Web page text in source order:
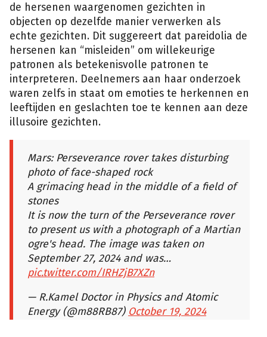
de hersenen waargenomen gezichten in
objecten op dezelfde manier verwerken als
echte gezichten. Dit suggereert dat pareidolia de
hersenen kan “misleiden” om willekeurige
patronen als betekenisvolle patronen te
interpreteren. Deelnemers aan haar onderzoek
waren zelfs in staat om emoties te herkennen en
leeftijden en geslachten toe te kennen aan deze
illusoire gezichten.
Mars: Perseverance rover takes disturbing
photo of face-shaped rock
A grimacing head in the middle of a field of
stones
It is now the turn of the Perseverance rover
to present us with a photograph of a Martian
ogre's head. The image was taken on
September 27, 2024 and was…
pic.twitter.com/IRHZjB7XZn
— R.Kamel Doctor in Physics and Atomic
Energy (@m88RB87) October 19, 2024